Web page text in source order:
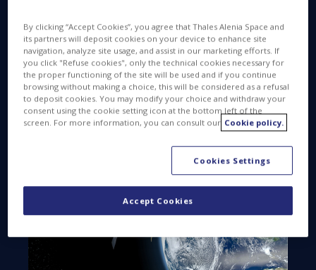
un componente clave del programaISOS
(Operaciones y Servicios en el Espacio) de la
Comisión Europea, cuyo objetivo es realizar una
misión piloto en 2030, abriendo así el camino hacia
el desarrollo de una infraestructura europea para
operaciones y servicios espaciales.
By clicking “Accept Cookies”, you agree that Thales Alenia Space and
its partners will deposit cookies on your device to enhance site
navigation, analyze site usage, and assist in our marketing efforts. If
you click "Refuse cookies", only the technical cookies necessary for
the proper functioning of the site will be used and if you continue
browsing without making a choice, this will be considered as a refusal
to deposit cookies. You may modify your choice and withdraw your
consent using the cookie setting icon at the bottom left of the
screen. For more information, you can consult our Cookie policy.
Cookies Settings
Accept Cookies